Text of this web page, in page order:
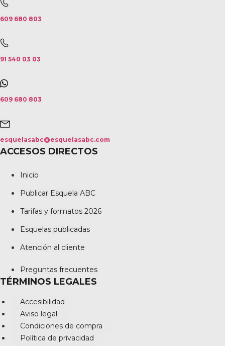
609 680 803
91 540 03 03
609 680 803
esquelasabc@esquelasabc.com
ACCESOS DIRECTOS
Inicio
Publicar Esquela ABC
Tarifas y formatos 2026
Esquelas publicadas
Atención al cliente
Preguntas frecuentes
TÉRMINOS LEGALES
Accesibilidad
Aviso legal
Condiciones de compra
Política de privacidad